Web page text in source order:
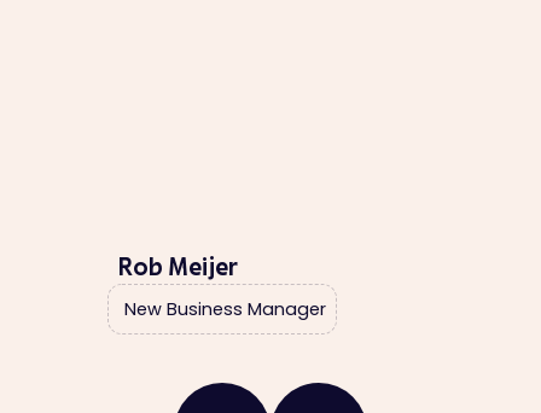
Daniela Hoffmeister
Messe Backoffice